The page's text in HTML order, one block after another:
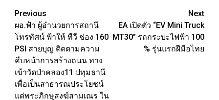
Post
navigation
Previous
ผอ.ฟ้า ผู้อำนวยการสถานี
โทรทัศน์ ฟ้าให้ ทีวี ช่อง 160
PSI สายบุญ ติดตามความ
คืบหน้าการสร้างถนน ทาง
เข้าวัดป่าคลอง11 ปทุมธานี
เพื่อเป็นสาธารณประโยชน์
แด่พระภิกษุสงฆ์สามเณร ใน
Next
EA เปิดตัว “EV Mini Truck
MT30” รถกระบะไฟฟ้า 100
% รุ่นแรกฝีมือไทย